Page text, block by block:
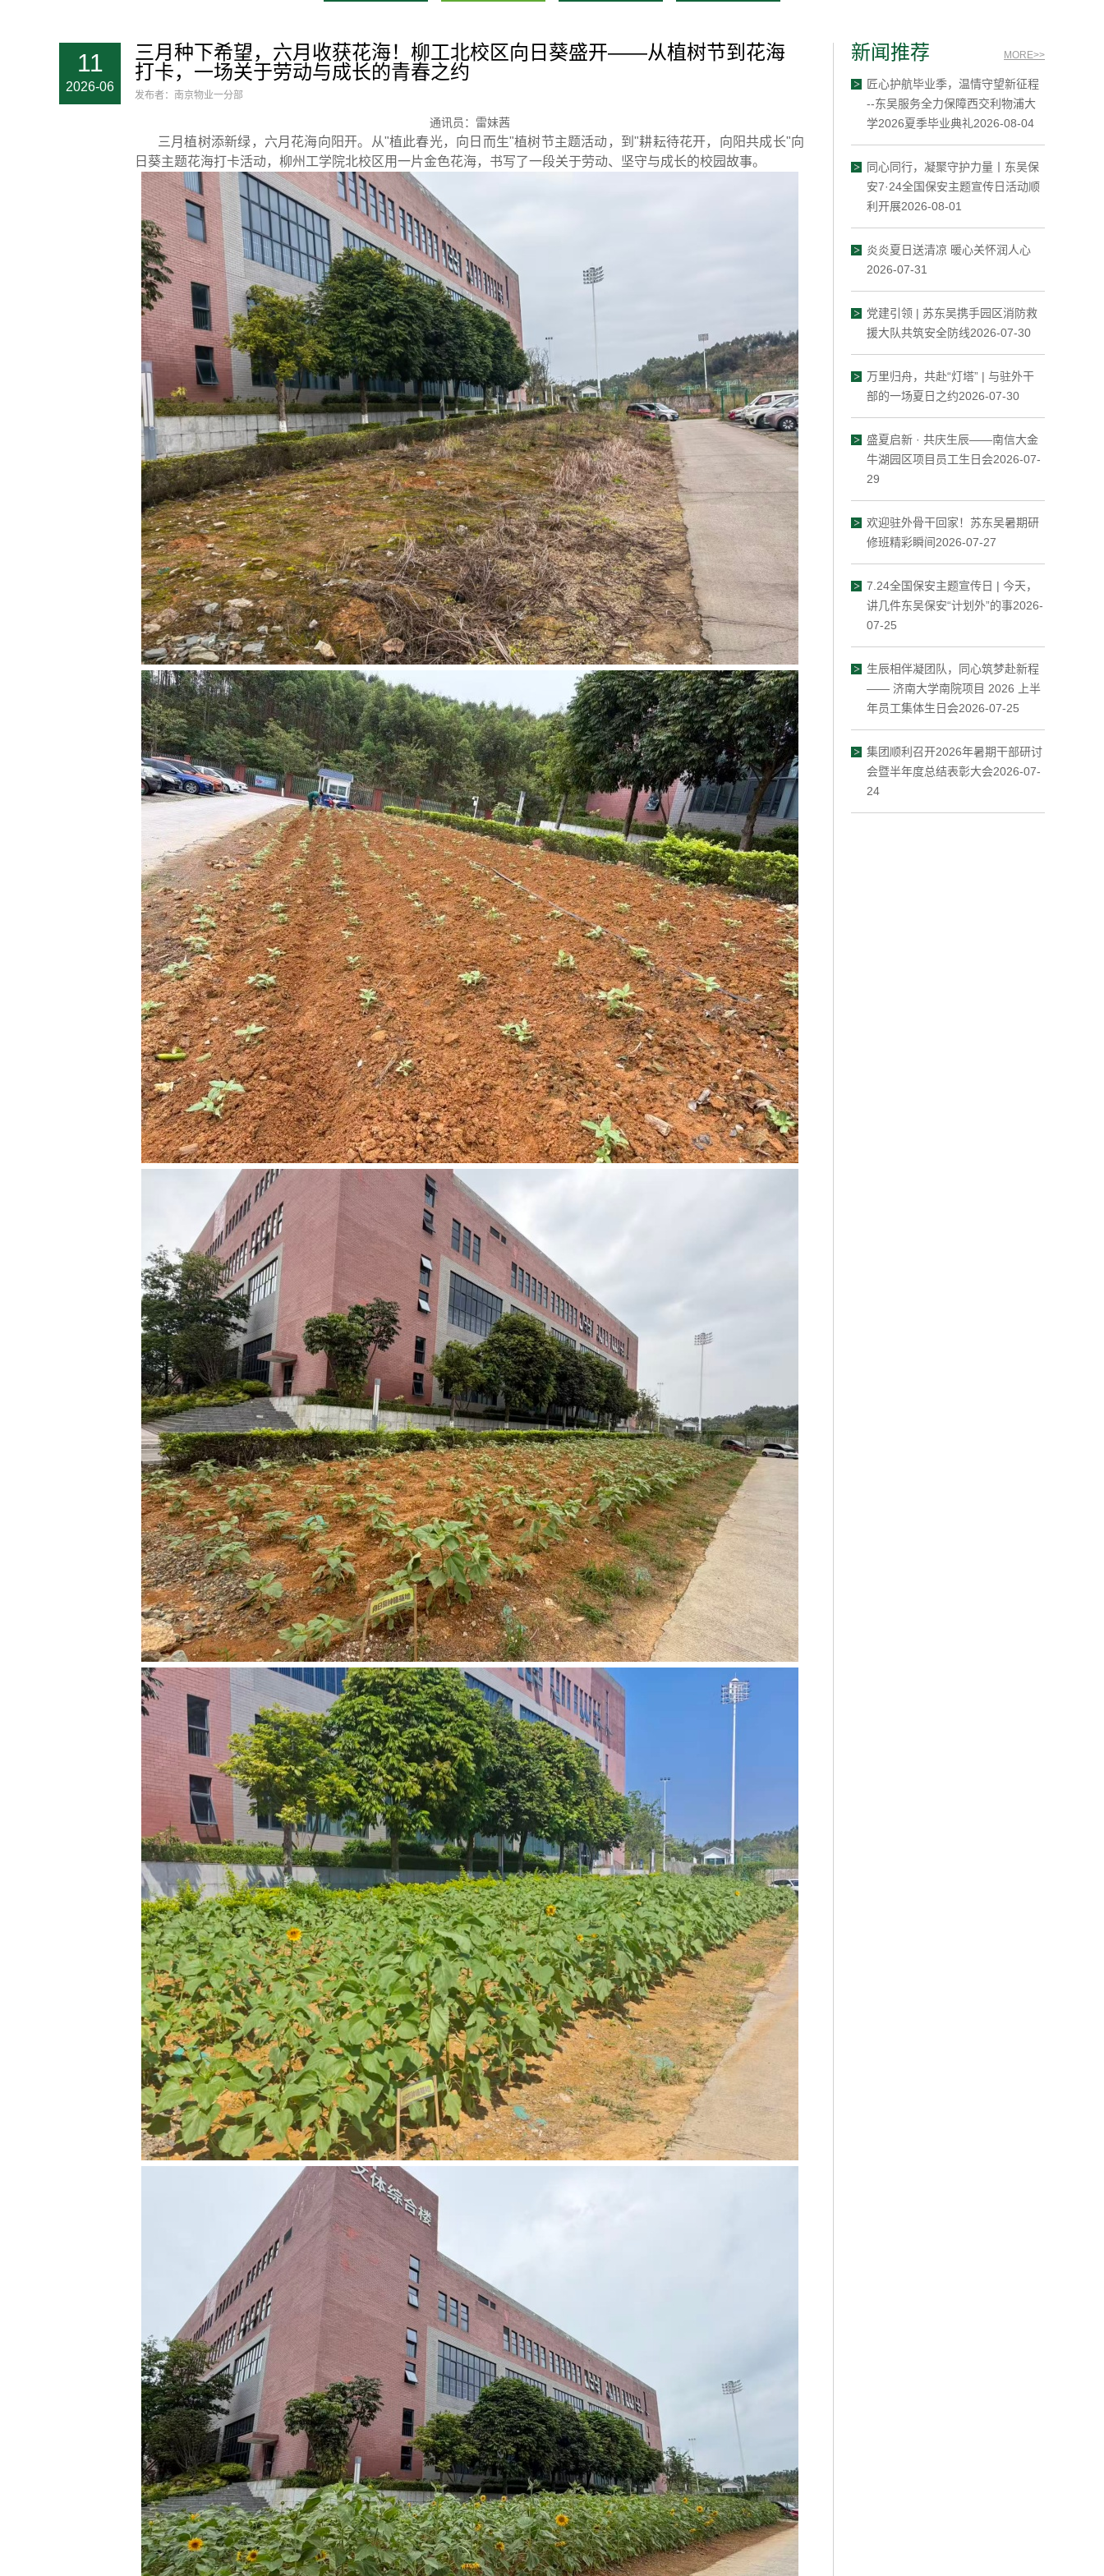
11
2026-06
三月种下希望，六月收获花海！柳工北校区向日葵盛开——从植树节到花海
打卡，一场关于劳动与成长的青春之约
发布者：南京物业一分部
通讯员：雷妹茜
三月植树添新绿，六月花海向阳开。从"植此春光，向日而生"植树节主题活动，到"耕耘待花开，向阳共成长"向
日葵主题花海打卡活动，柳州工学院北校区用一片金色花海，书写了一段关于劳动、坚守与成长的校园故事。
新闻推荐 MORE>>
匠心护航毕业季，温情守望新征程
--东吴服务全力保障西交利物浦大
学2026夏季毕业典礼2026-08-04
同心同行，凝聚守护力量丨东吴保
安7·24全国保安主题宣传日活动顺
利开展2026-08-01
炎炎夏日送清凉 暖心关怀润人心
2026-07-31
党建引领 | 苏东吴携手园区消防救
援大队共筑安全防线2026-07-30
万里归舟，共赴“灯塔” | 与驻外干
部的一场夏日之约2026-07-30
盛夏启新 · 共庆生辰——南信大金
牛湖园区项目员工生日会2026-07-
29
欢迎驻外骨干回家！苏东吴暑期研
修班精彩瞬间2026-07-27
7.24全国保安主题宣传日 | 今天，
讲几件东吴保安“计划外”的事2026-
07-25
生辰相伴凝团队，同心筑梦赴新程
—— 济南大学南院项目 2026 上半
年员工集体生日会2026-07-25
集团顺利召开2026年暑期干部研讨
会暨半年度总结表彰大会2026-07-
24